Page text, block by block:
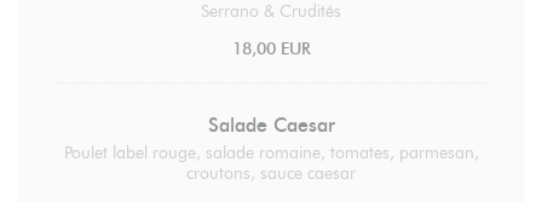
Serrano & Crudités
18,00 EUR
Salade Caesar
Poulet label rouge, salade romaine, tomates, parmesan,
croutons, sauce caesar